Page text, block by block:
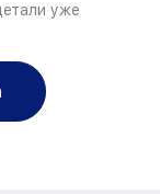
уже